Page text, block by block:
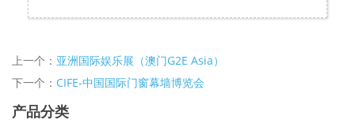
上一个： 亚洲国际娱乐展（澳门G2E Asia）
下一个： CIFE-中国国际门窗幕墙博览会
产品分类